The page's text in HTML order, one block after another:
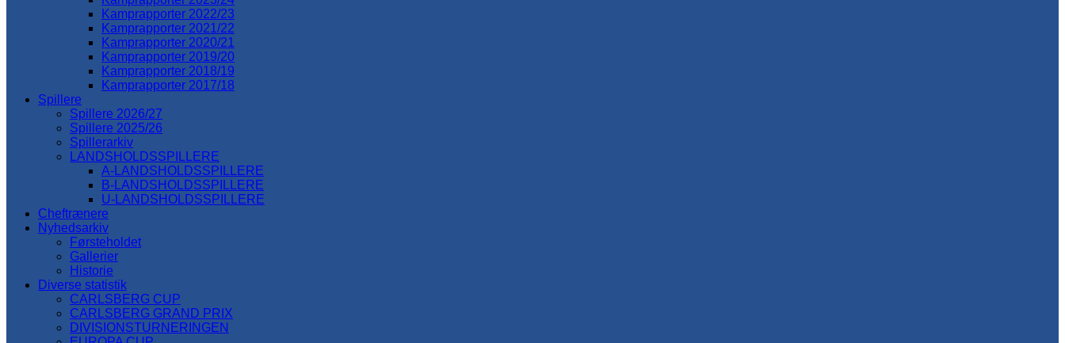
Kamprapporter 2022/23
Kamprapporter 2021/22
Kamprapporter 2020/21
Kamprapporter 2019/20
Kamprapporter 2018/19
Kamprapporter 2017/18
Spillere
Spillere 2026/27
Spillere 2025/26
Spillerarkiv
LANDSHOLDSSPILLERE
A-LANDSHOLDSSPILLERE
B-LANDSHOLDSSPILLERE
U-LANDSHOLDSSPILLERE
Cheftrænere
Nyhedsarkiv
Førsteholdet
Gallerier
Historie
Diverse statistik
CARLSBERG CUP
CARLSBERG GRAND PRIX
DIVISIONSTURNERINGEN